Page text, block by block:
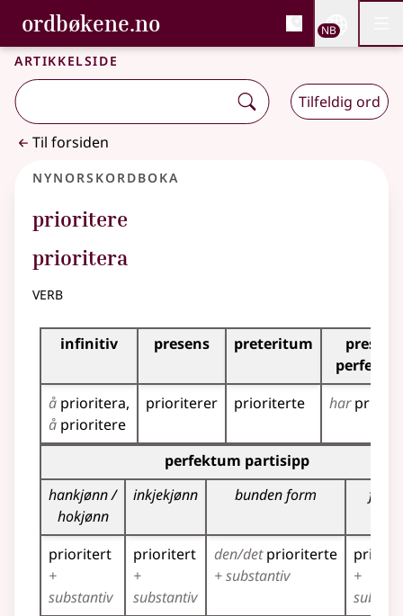
Gå til hovedinnhold
Tilgjengelighet
ordbøkene.no, Bokmålsordboka og
Bokmålsordboka og Nynorskordboka
NB
Artikkelside
Tilfeldig ord
Til forsiden
Nynorskordboka
prioritere
prioritera
verb
Bøyningstabell for dette verbet
infinitiv presens preteritum
presens
å prioritera
å prioritere
prioriterer prioriterte har
Bøyningstabell for dette verbet (partisippformer)
perfektum partisipp
hankjønn /
hokjønn
inkjekjønn bunden form
prioritert
+
substantiv
prioritert
+
substantiv
den/detprioriterte
+ substantiv
+